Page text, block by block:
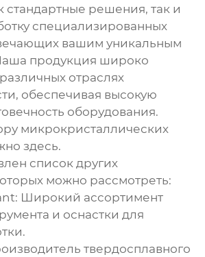
стандартные решения, так и
специализированных
вашим уникальным
продукция широко
отраслях
обеспечивая высокую
оборудования.
микрокристаллических
здесь.
список других
можно рассмотреть:
Широкий ассортимент
и оснастки для
твердосплавного